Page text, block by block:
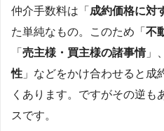
仲介手数料は「 成約価格に対
た単純なもの。このため「 不
「 売主様・買主様の諸事情」
性 」などをかけ合わせると成
くあります。ですがその逆も
スです。